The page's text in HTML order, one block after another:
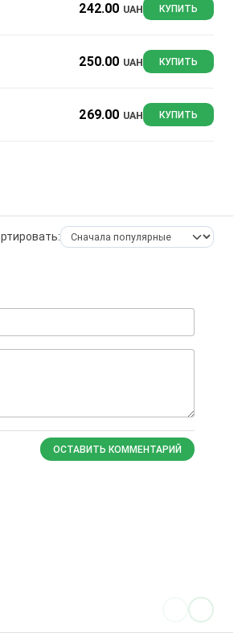
242.00 UAH КУПИТЬ
250.00 UAH КУПИТЬ
269.00 UAH КУПИТЬ
ОСТАВИТЬ КОММЕНТАРИЙ